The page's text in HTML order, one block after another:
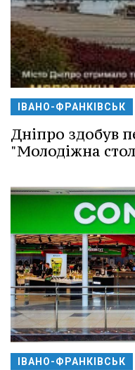
ІВАНО-ФРАНКІВСЬК
Дніпро здобув
"Молодіжна
ІВАНО-ФРАНКІВСЬК